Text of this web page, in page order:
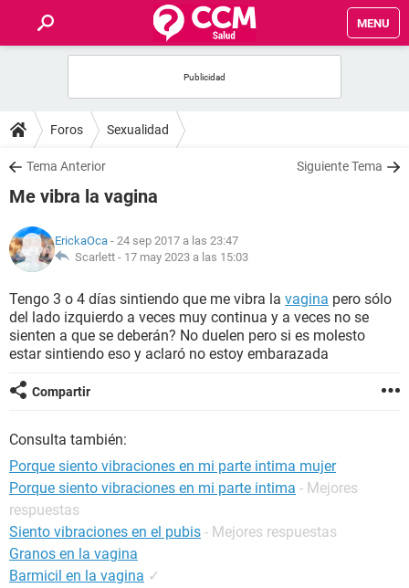
MENU
FOROS
SALUD
NUTRICIÓN
BIENESTAR
SEXUALIDAD
GLOSARIO
Foros Sexualidad
Tema Anterior Siguiente Tema
Me vibra la vagina
ErickaOca - 24 sep 2017 a las 23:47
Scarlett - 17 may 2023 a las 15:03
Tengo 3 o 4 días sintiendo que me vibra la vagina pero sólo
del lado izquierdo a veces muy continua y a veces no se
sienten a que se deberán? No duelen pero si es molesto
estar sintiendo eso y aclaró no estoy embarazada
Compartir
Consulta también:
Porque siento vibraciones en mi parte intima mujer
Porque siento vibraciones en mi parte intima - Mejores
respuestas
Siento vibraciones en el pubis - Mejores respuestas
Granos en la vagina
Barmicil en la vagina ✓